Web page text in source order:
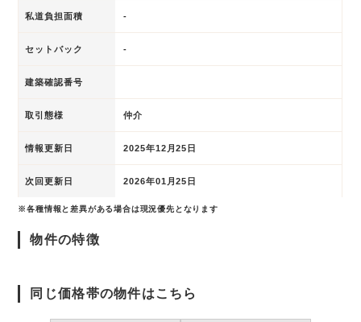
私道負担面積 -
セットバック -
建築確認番号
取引態様 仲介
情報更新日 2025年12月25日
次回更新日 2026年01月25日
※各種情報と差異がある場合は現況優先となります
物件の特徴
同じ価格帯の物件はこちら